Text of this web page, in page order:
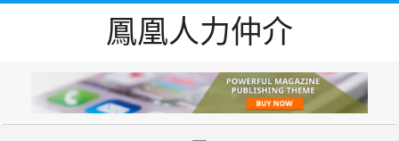
鳳凰人力仲介